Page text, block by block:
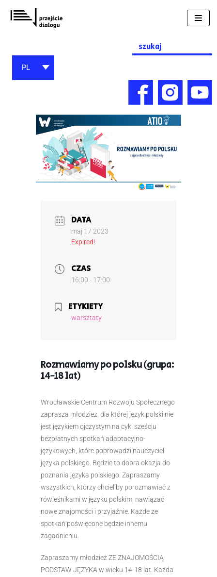
Przejdź
do
Search
for:
PL
DATA
maj 17 2023
Expired!
CZAS
16:00 - 17:00
ETYKIETY
warsztaty
Rozmawiamy po polsku (grupa:
14-18 lat)
Wrocławskie Centrum Rozwoju Społecznego
zaprasza młodzież, dla której język polski nie
jest językiem ojczystym na cykl sześciu
bezpłatnych spotkań adaptacyjno-
językowych, które poprowadzi nauczyciel
języka polskiego. Będzie to dobra okazja do
poznania języka polskiego. Zapraszamy
wszystkich, którzy chcieliby porozmawiać z
rówieśnikami w języku polskim, nawiązać
nowe znajomości i przyjaźnie. Każde ze
spotkań poświęcone będzie innemu
zagadnieniu.
Zapraszamy młodzież ZE ZNAJOMOŚCIĄ
PODSTAW JĘZYKA w wieku 14-18 lat. Każda